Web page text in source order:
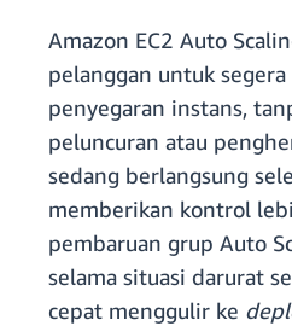
Amazon EC2 Auto
pelanggan untuk
penyegaran instans,
peluncuran atau
sedang berlangsung
memberikan kontrol
pembaruan grup Auto
selama situasi darurat
cepat menggulir ke